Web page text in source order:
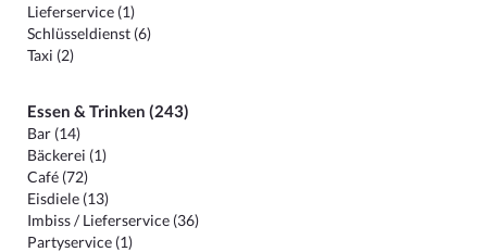
Lieferservice (1)
Schlüsseldienst (6)
Taxi (2)
Essen & Trinken (243)
Bar (14)
Bäckerei (1)
Café (72)
Eisdiele (13)
Imbiss / Lieferservice (36)
Partyservice (1)